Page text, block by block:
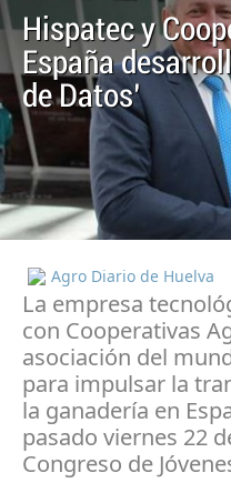
Hispatec y
España
de Datos’
Agro Diario de Huelva
La empresa
con Cooperativas
asociación del
para impulsar la
la ganadería en
pasado viernes 22
Congreso de